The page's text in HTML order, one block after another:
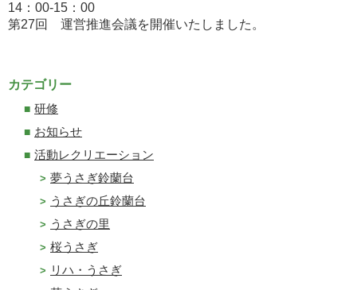
14 ： 00-15 ： 00
第27回 運営推進会議を開催いたしました。
カテゴリー
研修
お知らせ
活動レクリエーション
夢うさぎ鈴蘭台
うさぎの丘鈴蘭台
うさぎの里
桜うさぎ
リハ・うさぎ